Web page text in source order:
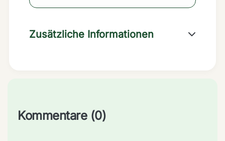
Zusätzliche Informationen
Kommentare (0)